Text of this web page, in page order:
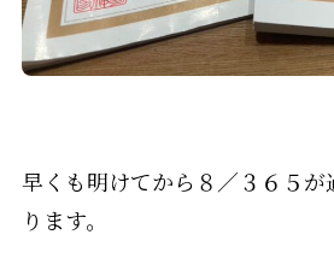
早くも明けてから８／３６５
ります。